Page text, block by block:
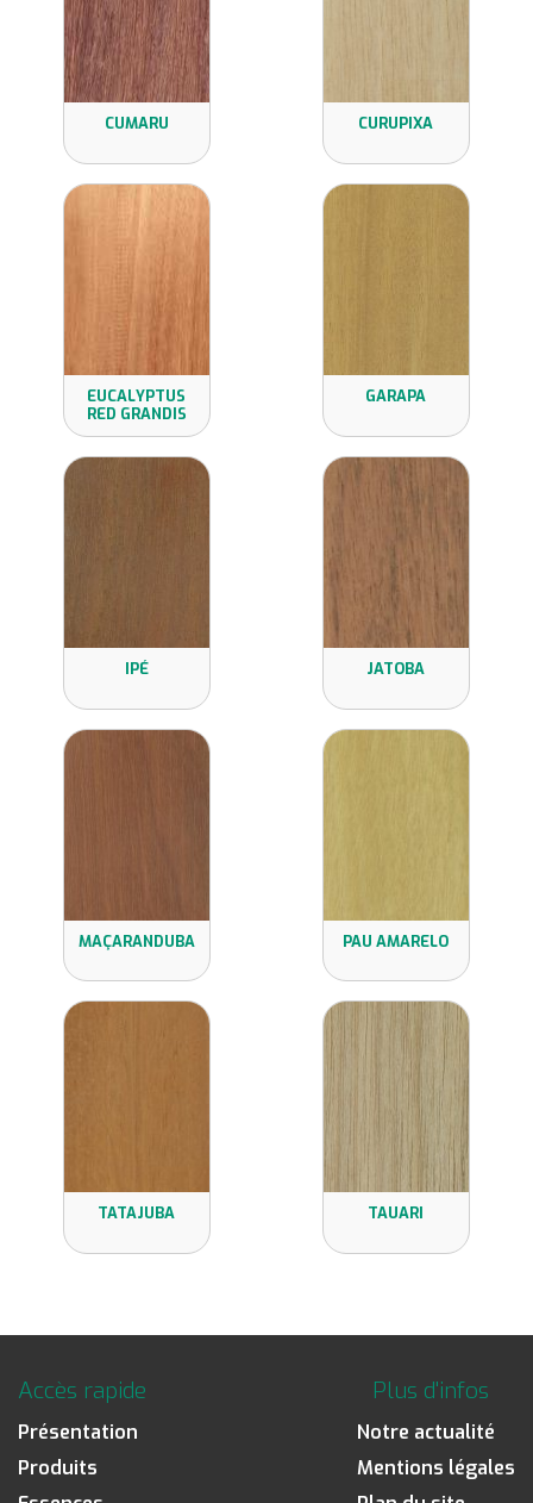
CUMARU CURUPIXA
EUCALYPTUS
RED GRANDIS
GARAPA
IPÉ JATOBA
MAÇARANDUBA PAU AMARELO
TATAJUBA TAUARI
Accès rapide
Présentation
Produits
Plus d'infos
Notre actualité
Mentions légales